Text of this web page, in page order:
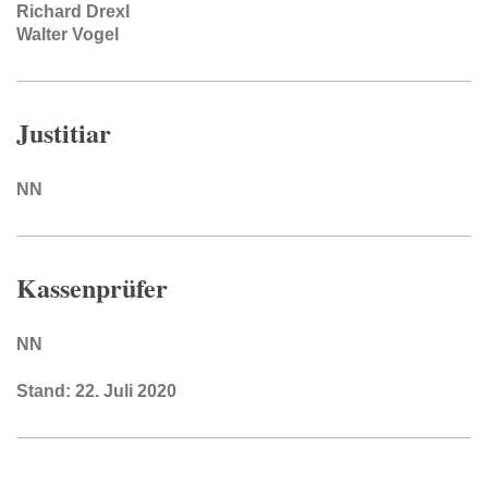
Richard Drexl
Walter Vogel
Justitiar
NN
Kassenprüfer
NN
Stand: 22. Juli 2020